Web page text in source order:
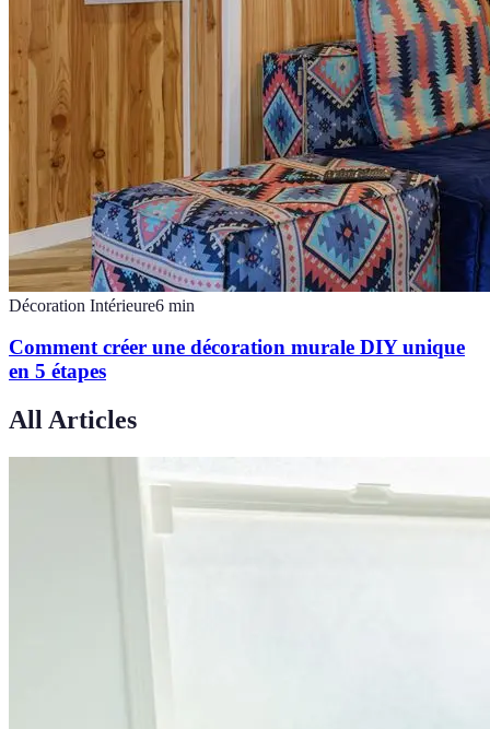
Décoration Intérieure6 min
Comment créer une décoration murale DIY unique
en 5 étapes
All Articles